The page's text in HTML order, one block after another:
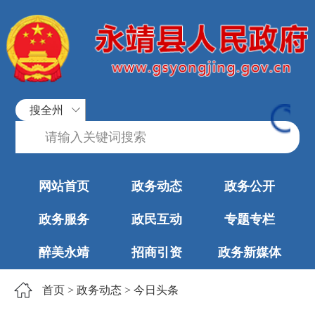
搜全州
网站首页 政务动态 政务公开
政务服务 政民互动 专题专栏
醉美永靖 招商引资 政务新媒体
首页 > 政务动态 > 今日头条